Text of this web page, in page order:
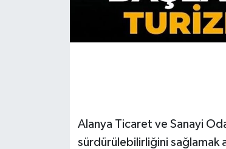
Alanya Ticaret ve Sanayi
sürdürülebilirliğini sağlamak